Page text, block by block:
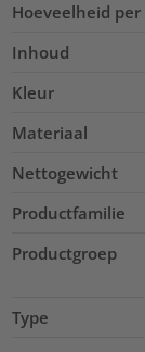
Hoeveelheid per
Inhoud
Kleur
Materiaal
Nettogewicht
Productfamilie
Productgroep
Type